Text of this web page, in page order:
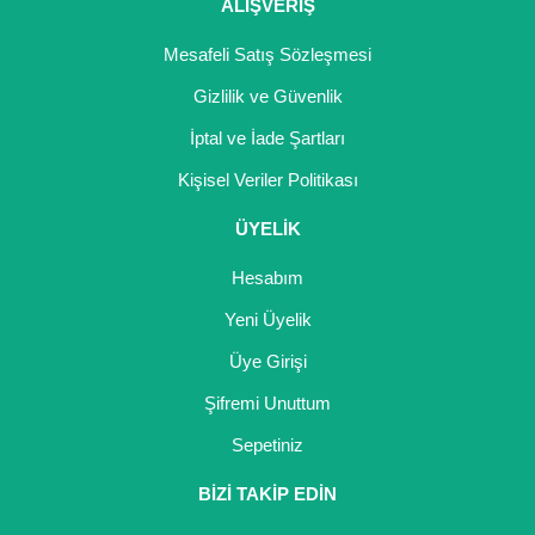
ALIŞVERİŞ
Mesafeli Satış Sözleşmesi
Gizlilik ve Güvenlik
İptal ve İade Şartları
Kişisel Veriler Politikası
ÜYELİK
Hesabım
Yeni Üyelik
Üye Girişi
Şifremi Unuttum
Sepetiniz
BİZİ TAKİP EDİN